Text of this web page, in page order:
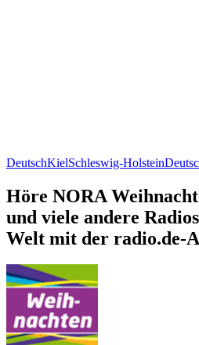
DeutschKielSchleswig-Holstein
Höre NORA
und viele andere
Welt mit der radio.de-